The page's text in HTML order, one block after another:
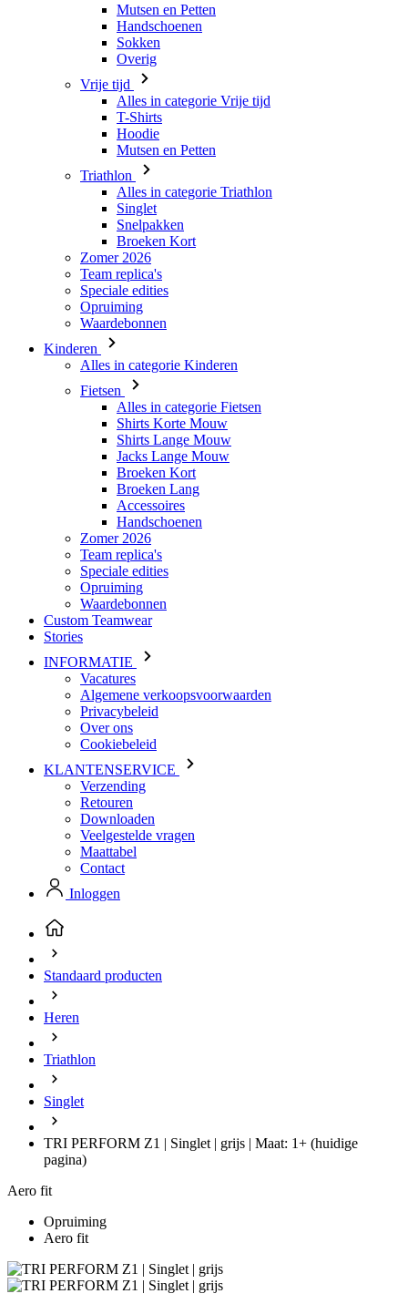
Mutsen en Petten
Handschoenen
Sokken
Overig
Vrije tijd
Alles in categorie Vrije tijd
T-Shirts
Hoodie
Mutsen en Petten
Triathlon
Alles in categorie Triathlon
Singlet
Snelpakken
Broeken Kort
Zomer 2026
Team replica's
Speciale edities
Opruiming
Waardebonnen
Kinderen
Alles in categorie Kinderen
Fietsen
Alles in categorie Fietsen
Shirts Korte Mouw
Shirts Lange Mouw
Jacks Lange Mouw
Broeken Kort
Broeken Lang
Accessoires
Handschoenen
Zomer 2026
Team replica's
Speciale edities
Opruiming
Waardebonnen
Custom Teamwear
Stories
INFORMATIE
Vacatures
Algemene verkoopsvoorwaarden
Privacybeleid
Over ons
Cookiebeleid
KLANTENSERVICE
Verzending
Retouren
Downloaden
Veelgestelde vragen
Maattabel
Contact
Inloggen
Standaard producten
Heren
Triathlon
Singlet
TRI PERFORM Z1 | Singlet | grijs | Maat: 1+ (huidige
pagina)
Aero fit
Opruiming
Aero fit